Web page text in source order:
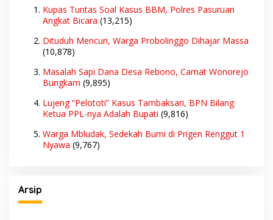
Kupas Tuntas Soal Kasus BBM, Polres Pasuruan
Angkat Bicara (13,215)
Dituduh Mencuri, Warga Probolinggo Dihajar Massa
(10,878)
Masalah Sapi Dana Desa Rebono, Camat Wonorejo
Bungkam (9,895)
Lujeng “Pelototi” Kasus Tambaksari, BPN Bilang
Ketua PPL-nya Adalah Bupati (9,816)
Warga Mbludak, Sedekah Bumi di Prigen Renggut 1
Nyawa (9,767)
Arsip